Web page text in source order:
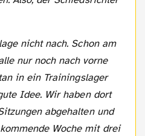
nur noch nach vorne
in ein Trainingslager
Idee. Wir haben dort
abgehalten und
Woche mit drei